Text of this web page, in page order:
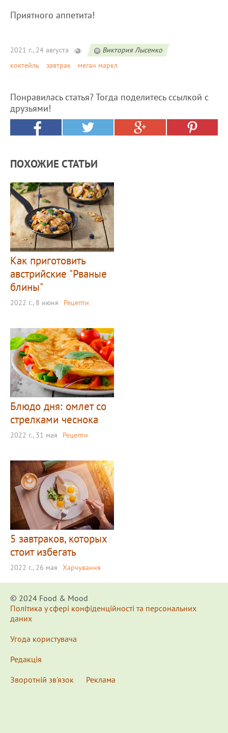
Приятного аппетита!
2021 г., 24 августа
Виктория Лысенко
коктейль
завтрак меган маркл
Понравилась статья? Тогда поделитесь ссылкой с
друзьями!
ПОХОЖИЕ СТАТЬИ
Как приготовить
австрийские "Рваные
блины"
2022 г., 8 июня Рецепти
Блюдо дня: омлет со
стрелками чеснока
2022 г., 31 мая Рецепти
5 завтраков, которых
стоит избегать
2022 г., 26 мая Харчування
© 2024 Food & Мood
Політика у сфері конфіденційності та персональних
даних
Угода користувача
Редакція
Зворотній зв'язок
Реклама